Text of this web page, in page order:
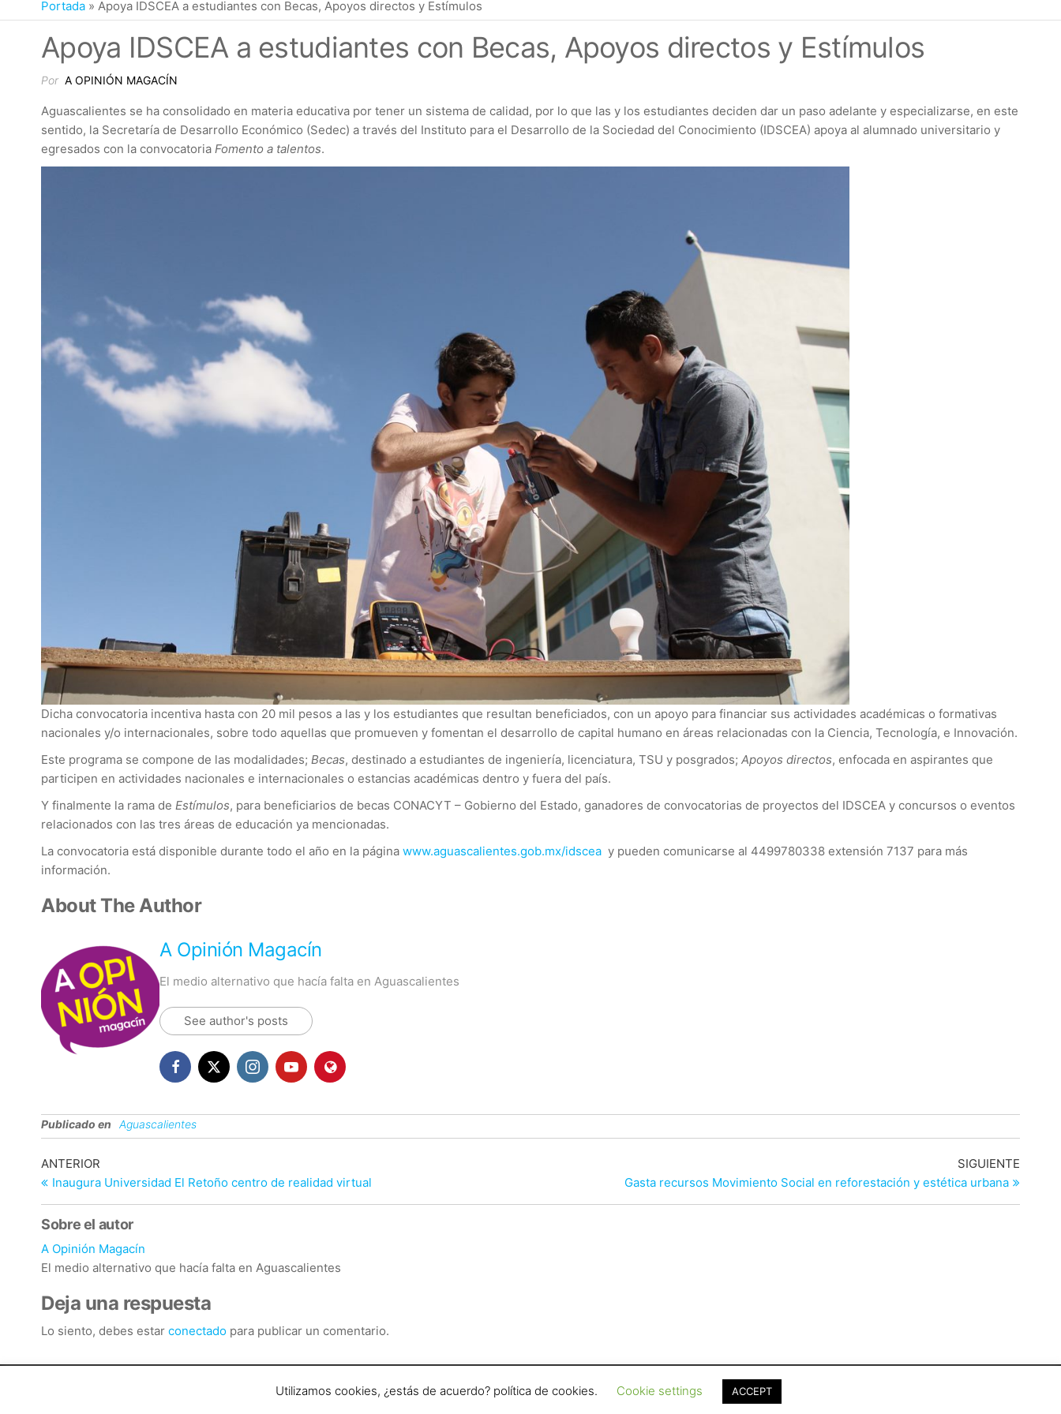
Portada » Apoya IDSCEA a estudiantes con Becas, Apoyos directos y Estímulos
Apoya IDSCEA a estudiantes con Becas, Apoyos directos y Estímulos
Por A OPINIÓN MAGACÍN
Aguascalientes se ha consolidado en materia educativa por tener un sistema de calidad, por lo que las y los estudiantes deciden dar un paso adelante y especializarse, en este
sentido, la Secretaría de Desarrollo Económico (Sedec) a través del Instituto para el Desarrollo de la Sociedad del Conocimiento (IDSCEA) apoya al alumnado universitario y
egresados con la convocatoria Fomento a talentos.
Dicha convocatoria incentiva hasta con 20 mil pesos a las y los estudiantes que resultan beneficiados, con un apoyo para financiar sus actividades académicas o formativas
nacionales y/o internacionales, sobre todo aquellas que promueven y fomentan el desarrollo de capital humano en áreas relacionadas con la Ciencia, Tecnología, e Innovación.
Este programa se compone de las modalidades; Becas, destinado a estudiantes de ingeniería, licenciatura, TSU y posgrados; Apoyos directos, enfocada en aspirantes que
participen en actividades nacionales e internacionales o estancias académicas dentro y fuera del país.
Y finalmente la rama de Estímulos, para beneficiarios de becas CONACYT – Gobierno del Estado, ganadores de convocatorias de proyectos del IDSCEA y concursos o eventos
relacionados con las tres áreas de educación ya mencionadas.
La convocatoria está disponible durante todo el año en la página www.aguascalientes.gob.mx/idscea y pueden comunicarse al 4499780338 extensión 7137 para más
información.
About The Author
A Opinión Magacín
El medio alternativo que hacía falta en Aguascalientes
See author's posts
Publicado en Aguascalientes
Navegación
de
entradas
Entrada
anterior
ANTERIOR
Inaugura Universidad El Retoño centro de realidad virtual
SIGUIENTE
Gasta recursos Movimiento Social en reforestación y estética urbana
Sobre el autor
A Opinión Magacín
El medio alternativo que hacía falta en Aguascalientes
Deja una respuesta
Lo siento, debes estar conectado para publicar un comentario.
Las opiniones vertidas en este medio de comunicación en general, son de exclusiva responsabilidad de quienes las firman y no representan el pensamiento de A Opinión
Magacín / A Opinión Magacín en general es una producción de un equipo de profesionales de la comunicación. / Este sitio está almacenado en un servidor de
Utilizamos cookies, ¿estás de acuerdo? política de cookies. Cookie settings ACCEPT